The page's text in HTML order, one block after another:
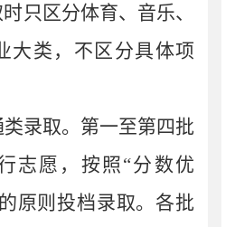
只区分体育、音乐、
大类，不区分具体项
录取。 第一至第四批
志愿，按照“分数优
原则投档录取。各批